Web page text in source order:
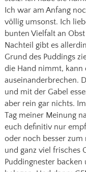
Ich war am Anfang
völlig umsonst. Ich
bunten Vielfalt an
Nachteil gibt es
Grund des Puddings
die Hand nimmt, kann
auseinanderbrechen.
und mit der Gabel
aber rein gar nichts.
Tag meiner Meinung
euch definitiv nur
oder noch besser
und ganz viel frisches
Puddingnester